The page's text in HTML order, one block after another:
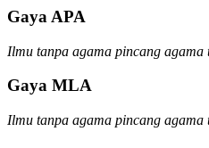
Gaya APA
Ilmu tanpa agama pincang agama
Gaya MLA
Ilmu tanpa agama pincang agama